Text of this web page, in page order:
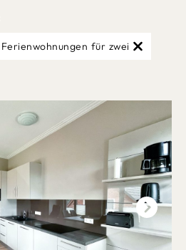
Ferienwohnungen für zwei
Next